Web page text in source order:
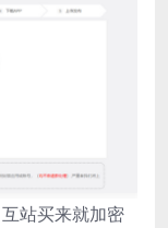
站买来就加密